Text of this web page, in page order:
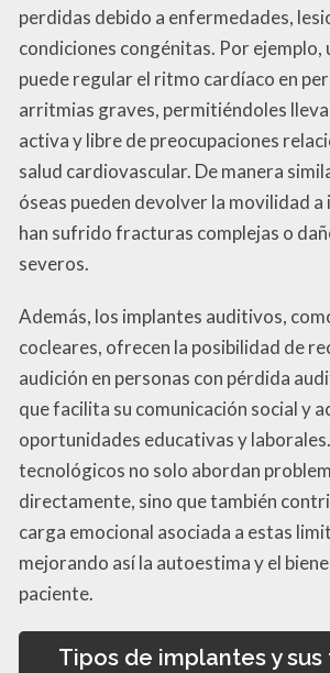
perdidas debido a enfermedades,
condiciones congénitas. Por ejemplo,
puede regular el ritmo cardíaco en
arritmias graves, permitiéndoles
activa y libre de preocupaciones
salud cardiovascular. De manera
óseas pueden devolver la movilidad
han sufrido fracturas complejas o
severos.
Además, los implantes auditivos,
cocleares, ofrecen la posibilidad de
audición en personas con pérdida
que facilita su comunicación social y
oportunidades educativas y
tecnológicos no solo abordan
directamente, sino que también
carga emocional asociada a estas
mejorando así la autoestima y el
paciente.
Tipos de implantes y